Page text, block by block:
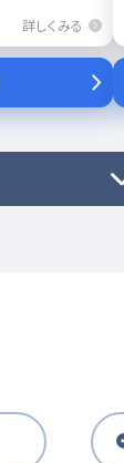
詳しくみる